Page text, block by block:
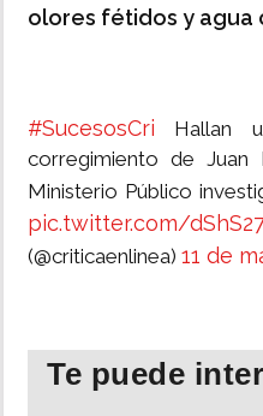
olores fétidos y agua
#SucesosCri Hallan
corregimiento de Juan
Ministerio Público
pic.twitter.com/
(@criticaenlinea) 11 de
Te puede